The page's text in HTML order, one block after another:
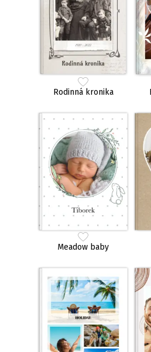
Rodinná kronika
Meadow baby